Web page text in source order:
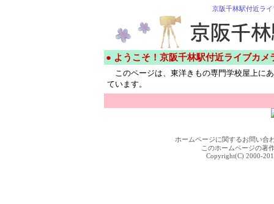
京阪千林駅付近ラ
● ようこそ！京阪千林駅付近ライブカメ
このページは、東洋きもの専門学校屋上に
ています。
ホームページに関するお問い合
このホームページの著
Copyright(C) 2000-